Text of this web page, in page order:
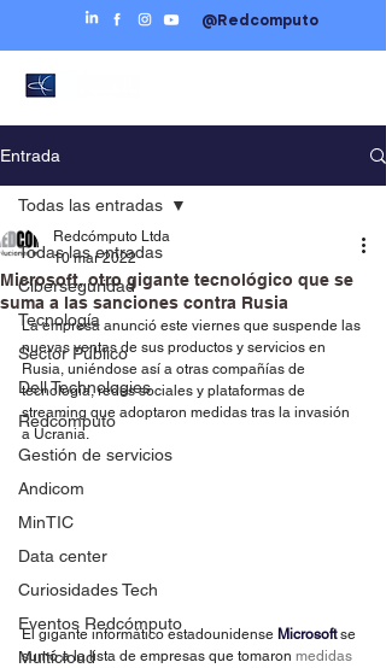
@Redcomputo
Entrada
Todas las entradas
Ciberseguridad
Tecnología
Sector Público
Dell Technologies
Redcómputo
Gestión de servicios
Andicom
MinTIC
Data center
Curiosidades Tech
Eventos Redcómputo
Multicloud
Todas las entradas
Microsoft, otro gigante tecnológico que se
suma a las sanciones contra Rusia
Redcómputo Ltda
10 mar 2022
La empresa anunció este viernes que suspende las
nuevas ventas de sus productos y servicios en
Rusia, uniéndose así a otras compañías de
tecnología, redes sociales y plataformas de
streaming que adoptaron medidas tras la invasión
a Ucrania.
El gigante informático estadounidense Microsoft se
sumó a la lista de empresas que tomaron medidas